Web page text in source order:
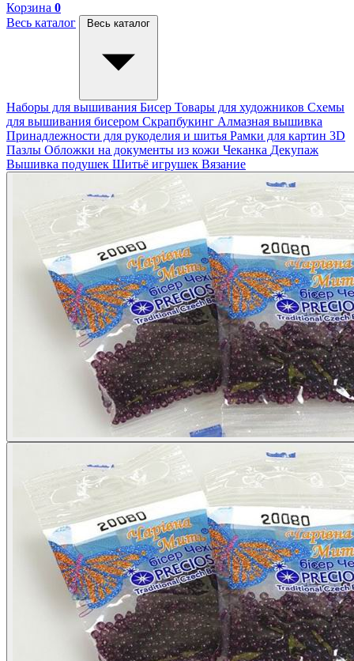
Корзина 0
Весь каталог
Весь каталог
Наборы для вышивания Бисер Товары для художников Схемы
для вышивания бисером Скрапбукинг Алмазная вышивка
Принадлежности для рукоделия и шитья Рамки для картин 3D
Пазлы Обложки на документы из кожи Чеканка Декупаж
Вышивка подушек Шитьё игрушек Вязание